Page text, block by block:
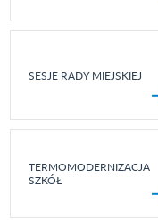
SESJE RADY MIEJSKIEJ
TERMOMODERNIZACJA
SZKÓŁ